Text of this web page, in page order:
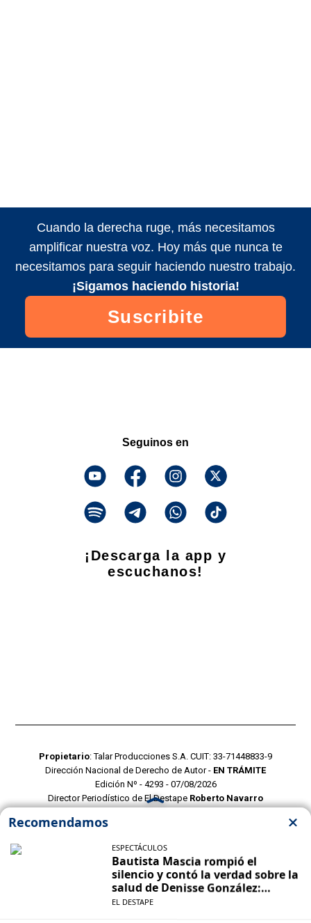
Cuando la derecha ruge, más necesitamos
amplificar nuestra voz. Hoy más que nunca te
necesitamos para seguir haciendo nuestro trabajo.
¡Sigamos haciendo historia!
Suscribite
Seguinos en
¡Descarga la app y
escuchanos!
Propietario: Talar Producciones S.A. CUIT: 33-71448833-9
Dirección Nacional de Derecho de Autor - EN TRÁMITE
Edición Nº - 4293 - 07/08/2026
Director Periodístico de El Destape Roberto Navarro
POLITICAS DE PRIVACIDAD
CONTACTO COMERCIAL
CONTACTO EDITORIAL